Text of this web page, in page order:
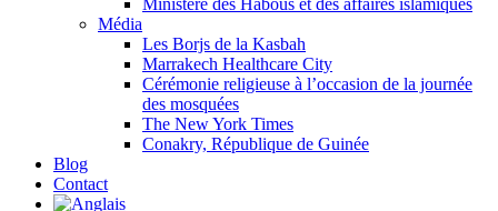
Ministère des Habous et des affaires islamiques
Média
Les Borjs de la Kasbah
Marrakech Healthcare City
Cérémonie religieuse à l’occasion de la journée
des mosquées
The New York Times
Conakry, République de Guinée
Blog
Contact